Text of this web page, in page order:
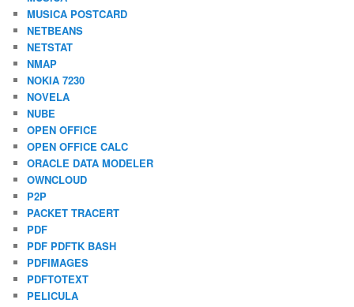
MUSICA POSTCARD
NETBEANS
NETSTAT
NMAP
NOKIA 7230
NOVELA
NUBE
OPEN OFFICE
OPEN OFFICE CALC
ORACLE DATA MODELER
OWNCLOUD
P2P
PACKET TRACERT
PDF
PDF PDFTK BASH
PDFIMAGES
PDFTOTEXT
PELICULA